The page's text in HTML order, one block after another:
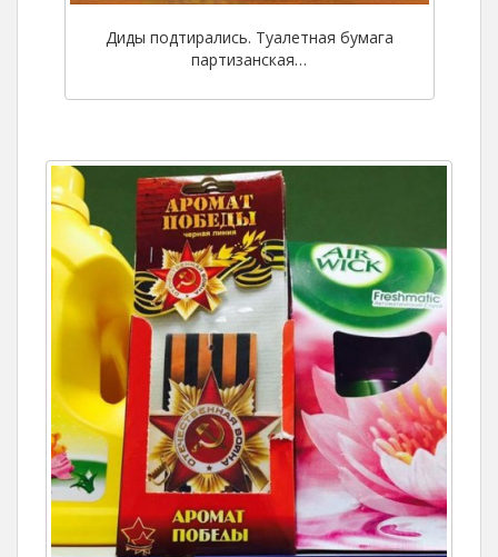
Диды подтирались. Туалетная бумага
партизанская…